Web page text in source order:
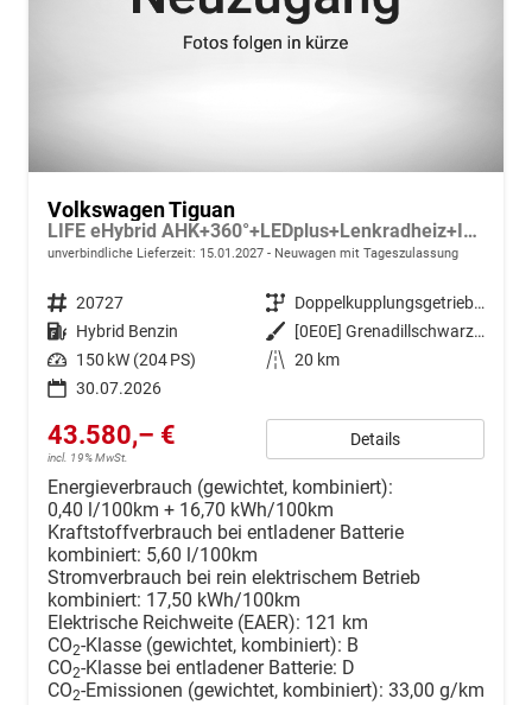
Volkswagen Tiguan
LIFE eHybrid AHK+360°+LEDplus+Lenkradheiz+IQ.Drive+ACC+AppConnect+eHeck
unverbindliche Lieferzeit: 15.01.2027 Neuwagen mit Tageszulassung
Fahrzeugnr. 20727 Getriebe
Doppelkupplungsgetriebe (DSG)
Kraftstoff Hybrid Benzin Außenfarbe
[0E0E] Grenadillschwarz Metallic
Leistung 150 kW (204 PS) Kilometerstand 20 km
30.07.2026
43.580,– €
incl. 19% MwSt.
Details
Energieverbrauch (gewichtet, kombiniert):
0,40 l/100km + 16,70 kWh/100km
Kraftstoffverbrauch bei entladener Batterie
kombiniert: 5,60 l/100km
Stromverbrauch bei rein elektrischem Betrieb
kombiniert: 17,50 kWh/100km
Elektrische Reichweite (EAER): 121 km
CO2-Klasse (gewichtet, kombiniert): B
CO2-Klasse bei entladener Batterie: D
CO2-Emissionen (gewichtet, kombiniert): 33,00 g/km